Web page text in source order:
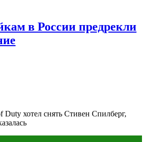
в России предрекли
хотел снять Стивен Спилберг,